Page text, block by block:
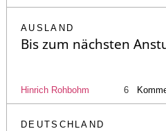
AUSLAND
Bis zum nächsten
Hinrich Rohbohm 6
DEUTSCHLAND